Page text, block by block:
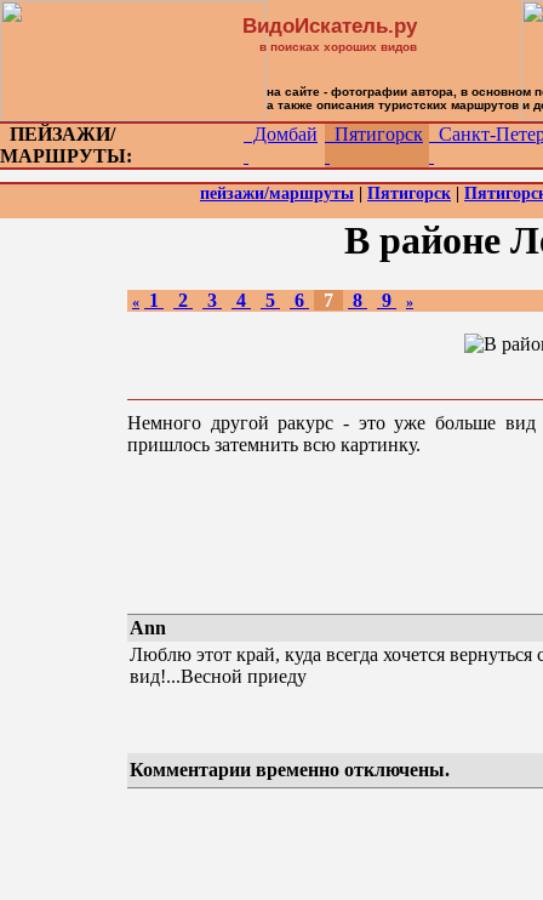
ПЕЙЗАЖИ/
МАРШРУТЫ:
Домбай Пятигорск Санкт-
пейзажи/маршруты Пятигорск
В районе
« 1 2 3 4 5 6 7 8 9 »
Немного другой ракурс - это уже больше
пришлось затемнить всю картинку.
Ann
Люблю этот край, куда всегда хочется
вид!...Весной приеду
Комментарии временно отключены.
ВидоИскатель.ру
в поисках хороших видов
на сайте - фотографии автора, в основном
а также описания туристских маршрутов и